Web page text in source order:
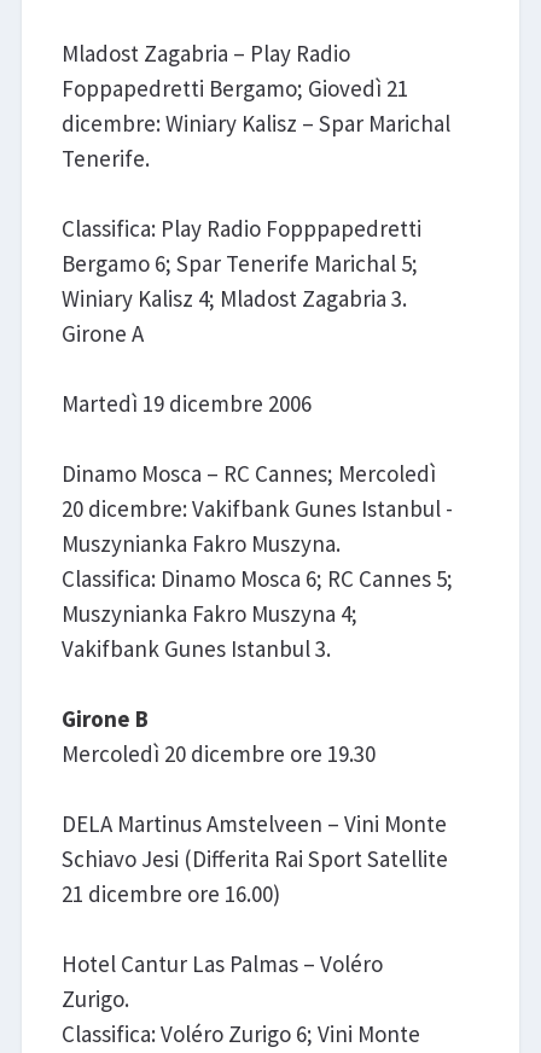
Mladost Zagabria – Play Radio
Foppapedretti Bergamo; Giovedì 21
dicembre: Winiary Kalisz – Spar Marichal
Tenerife.
Classifica: Play Radio Fopppapedretti
Bergamo 6; Spar Tenerife Marichal 5;
Winiary Kalisz 4; Mladost Zagabria 3.
Girone A
Martedì 19 dicembre 2006
Dinamo Mosca – RC Cannes; Mercoledì
20 dicembre: Vakifbank Gunes Istanbul -
Muszynianka Fakro Muszyna.
Classifica: Dinamo Mosca 6; RC Cannes 5;
Muszynianka Fakro Muszyna 4;
Vakifbank Gunes Istanbul 3.
Girone B
Mercoledì 20 dicembre ore 19.30
DELA Martinus Amstelveen – Vini Monte
Schiavo Jesi (Differita Rai Sport Satellite
21 dicembre ore 16.00)
Hotel Cantur Las Palmas – Voléro
Zurigo.
Classifica: Voléro Zurigo 6; Vini Monte